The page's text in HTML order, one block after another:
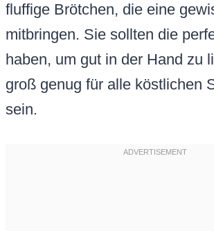
fluffige Brötchen, die eine
mitbringen. Sie sollten die
haben, um gut in der Hand zu
groß genug für alle köstlichen
sein.